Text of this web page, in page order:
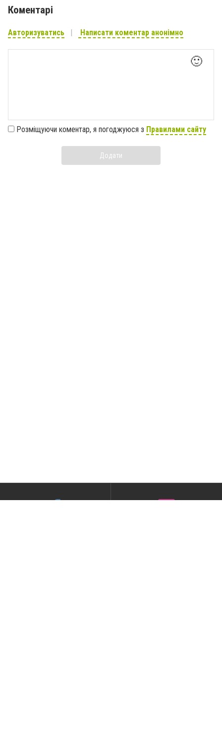
Коментарі
Авторизуватись Написати коментар анонімно
🙂
Розміщуючи коментар, я погоджуюся з Правилами сайту
Додати